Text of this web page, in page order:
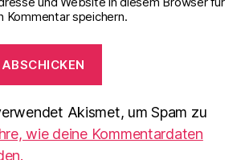
Kommentar speichern.
Akismet, um Spam zu
wie deine Kommentardaten